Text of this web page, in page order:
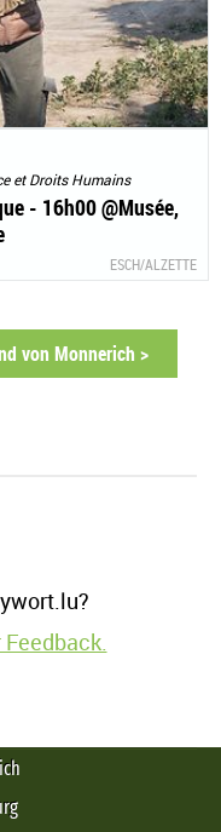
et Droits Humains
- 16h00 @Musée,
ESCH/ALZETTE
von Monnerich >